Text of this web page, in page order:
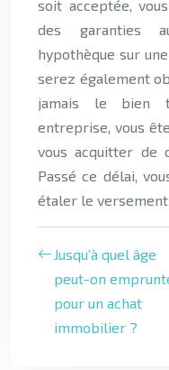
soit acceptée,
des garanties
hypothèque sur
serez également
jamais le bien
entreprise, vous
vous acquitter de
Passé ce délai,
étaler le versement
Jusqu’à quel âge
peut-on
pour un achat
immobilier ?